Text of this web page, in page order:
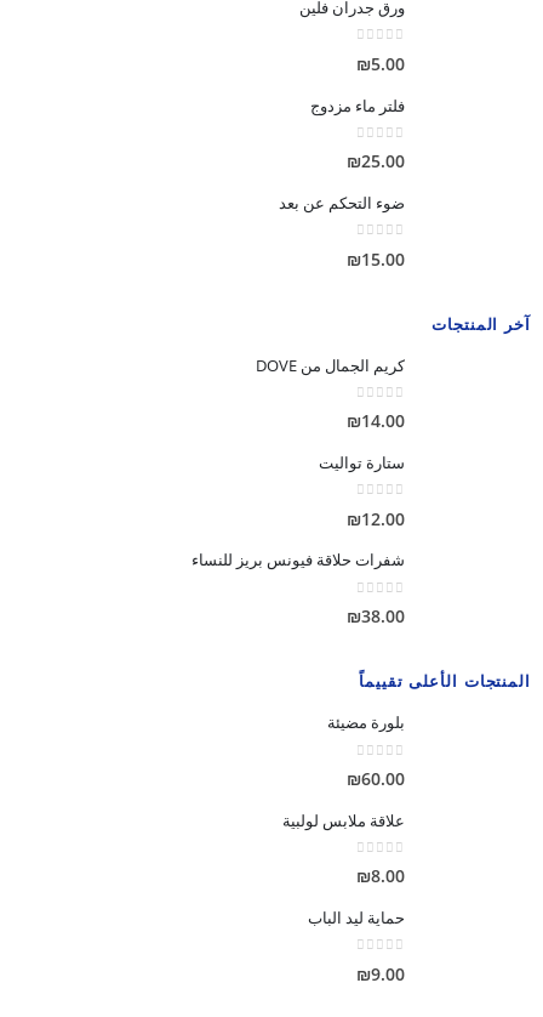
ورق جدران فلين
₪5.00
فلتر ماء مزدوج
0
out of 5
₪25.00
ضوء التحكم عن بعد
₪15.00
آخر المنتجات
كريم الجمال من DOVE
0
out of 5
₪14.00
ستارة تواليت
₪12.00
شفرات حلاقة فيونس بريز للنساء
₪38.00
المنتجات الأعلى تقييماً
بلورة مضيئة
₪60.00
علاقة ملابس لولبية
0
out of 5
₪8.00
حماية ليد الباب
₪9.00